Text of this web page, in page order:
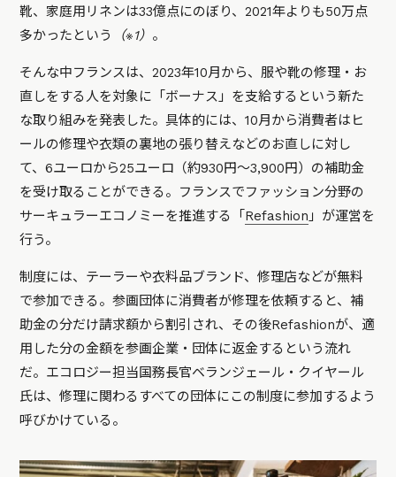
靴、家庭用リネンは33億点にのぼり、2021年よりも50万点
多かったという
（※1） 。
そんな中フランスは、2023年10月から、服や靴の修理・お
直しをする人を対象に「ボーナス」を支給するという新た
な取り組みを発表した。具体的には、10月から消費者はヒ
ールの修理や衣類の裏地の張り替えなどのお直しに対し
て、6ユーロから25ユーロ（約930円〜3,900円）の補助金
を受け取ることができる。フランスでファッション分野の
サーキュラーエコノミーを推進する「 Refashion 」が運営を
行う。
制度には、テーラーや衣料品ブランド、修理店などが無料
で参加できる。参画団体に消費者が修理を依頼すると、補
助金の分だけ請求額から割引され、その後Refashionが、適
用した分の金額を参画企業・団体に返金するという流れ
だ。エコロジー担当国務長官ベランジェール・クイヤール
氏は、修理に関わるすべての団体にこの制度に参加するよう
呼びかけている。